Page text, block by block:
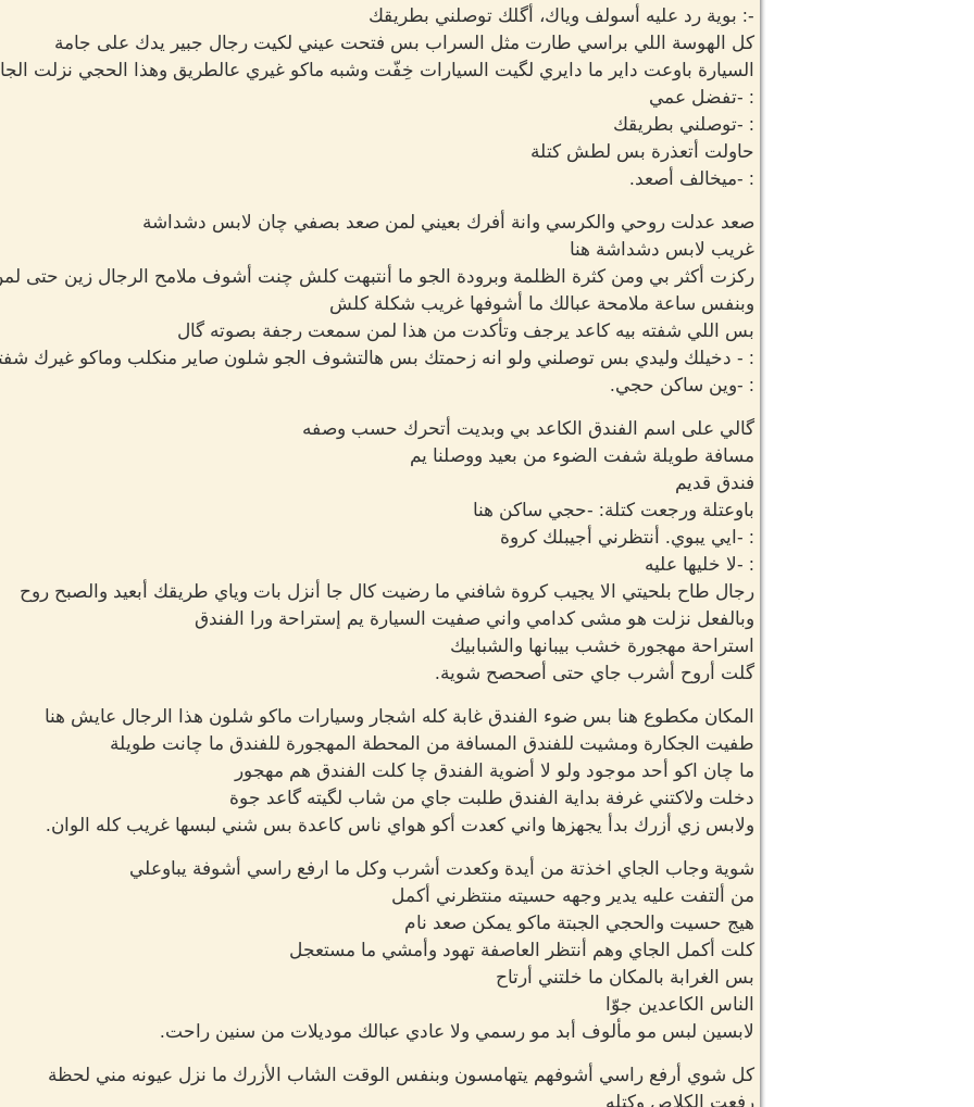
-: بوية رد عليه أسولف وياك، أگلك توصلني بطريقك
كل الهوسة اللي براسي طارت مثل السراب بس فتحت عيني لكيت رجال جبير يدك على جامة
السيارة باوعت داير ما دايري لگيت السيارات خِفّت وشبه ماكو غيري عالطريق وهذا الحجي نزلت
: -تفضل عمي
: -توصلني بطريقك
حاولت أتعذرة بس لطش كتلة
: -ميخالف أصعد.
صعد عدلت روحي والكرسي وانة أفرك بعيني لمن صعد بصفي چان لابس دشداشة
غريب لابس دشداشة هنا
ركزت أكثر بي ومن كثرة الظلمة وبرودة الجو ما أنتبهت كلش چنت أشوف ملامح الرجال زين حتى
وبنفس ساعة ملامحة عبالك ما أشوفها غريب شكلة كلش
بس اللي شفته بيه كاعد يرجف وتأكدت من هذا لمن سمعت رجفة بصوته گال
: - دخيلك وليدي بس توصلني ولو انه زحمتك بس هالتشوف الجو شلون صاير منكلب وماكو غيرك
: -وين ساكن حجي.
گالي على اسم الفندق الكاعد بي وبديت أتحرك حسب وصفه
مسافة طويلة شفت الضوء من بعيد ووصلنا يم
فندق قديم
باوعتلة ورجعت كتلة: -حجي ساكن هنا
: -ايي يبوي. أنتظرني أجيبلك كروة
: -لا خليها عليه
رجال طاح بلحيتي الا يجيب كروة شافني ما رضيت كال جا أنزل بات وياي طريقك أبعيد والصبح روح
وبالفعل نزلت هو مشى كدامي واني صفيت السيارة يم إستراحة ورا الفندق
استراحة مهجورة خشب بيبانها والشبابيك
گلت أروح أشرب جاي حتى أصحصح شوية.
المكان مكطوع هنا بس ضوء الفندق غابة كله اشجار وسيارات ماكو شلون هذا الرجال عايش هنا
طفيت الجكارة ومشيت للفندق المسافة من المحطة المهجورة للفندق ما چانت طويلة
ما چان اكو أحد موجود ولو لا أضوية الفندق چا كلت الفندق هم مهجور
دخلت ولاكتني غرفة بداية الفندق طلبت جاي من شاب لگيته گاعد جوة
ولابس زي أزرك بدأ يجهزها واني كعدت أكو هواي ناس كاعدة بس شني لبسها غريب كله الوان.
شوية وجاب الجاي اخذتة من أيدة وكعدت أشرب وكل ما ارفع راسي أشوفة يباوعلي
من ألتفت عليه يدير وجهه حسيته منتظرني أكمل
هيج حسيت والحجي الجبتة ماكو يمكن صعد نام
كلت أكمل الجاي وهم أنتظر العاصفة تهود وأمشي ما مستعجل
بس الغرابة بالمكان ما خلتني أرتاح
الناس الكاعدين جوّا
لابسين لبس مو مألوف أبد مو رسمي ولا عادي عبالك موديلات من سنين راحت.
كل شوي أرفع راسي أشوفهم يتهامسون وبنفس الوقت الشاب الأزرك ما نزل عيونه مني لحظة
رفعت الكلاص وكتله